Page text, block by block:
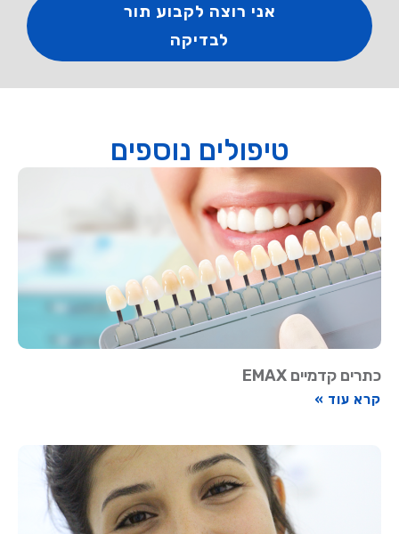
אני רוצה לקבוע תור
לבדיקה
טיפולים נוספים
כתרים קדמיים EMAX
קרא עוד »